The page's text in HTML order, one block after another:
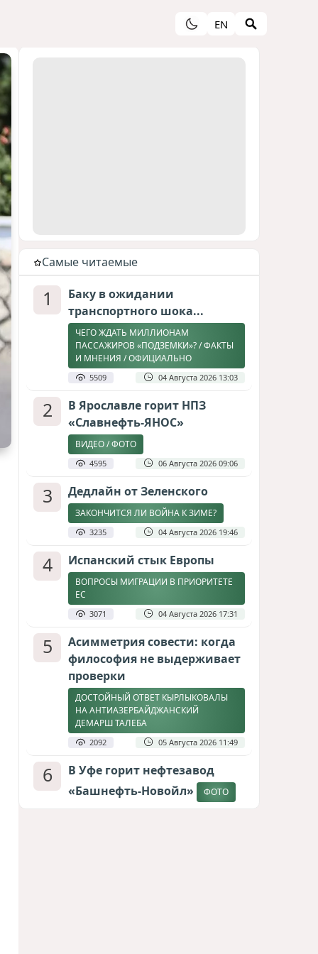
EN
Cамые читаемые
1
Баку в ожидании
транспортного шока...
ЧЕГО ЖДАТЬ МИЛЛИОНАМ
ПАССАЖИРОВ «ПОДЗЕМКИ»? / ФАКТЫ
И МНЕНИЯ / ОФИЦИАЛЬНО
5509 04 Августа 2026 13:03
2
В Ярославле горит НПЗ
«Славнефть-ЯНОС»
ВИДЕО / ФОТО
4595 06 Августа 2026 09:06
3 Дедлайн от Зеленского
ЗАКОНЧИТСЯ ЛИ ВОЙНА К ЗИМЕ?
3235 04 Августа 2026 19:46
4 Испанский стык Европы
ВОПРОСЫ МИГРАЦИИ В ПРИОРИТЕТЕ
ЕС
3071 04 Августа 2026 17:31
5
Асимметрия совести: когда
философия не выдерживает
проверки
ДОСТОЙНЫЙ ОТВЕТ КЫРЛЫКОВАЛЫ
НА АНТИАЗЕРБАЙДЖАНСКИЙ
ДЕМАРШ ТАЛЕБА
2092 05 Августа 2026 11:49
6
В Уфе горит нефтезавод
«Башнефть-Новойл»
ФОТО